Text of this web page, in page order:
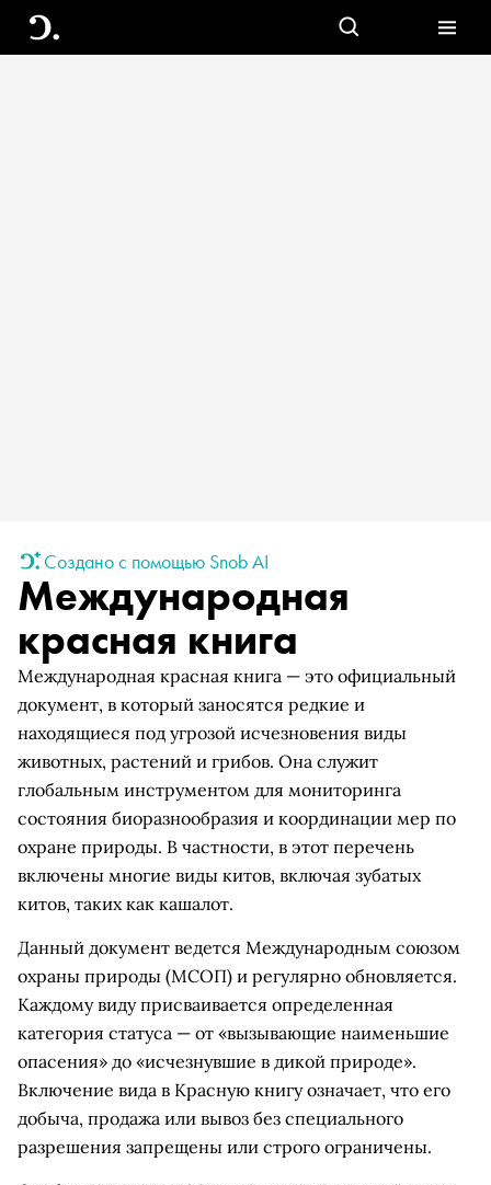
Создано с помощью Snob AI
Международная
красная книга
Международная красная книга — это официальный
документ, в который заносятся редкие и
находящиеся под угрозой исчезновения виды
животных, растений и грибов. Она служит
глобальным инструментом для мониторинга
состояния биоразнообразия и координации мер по
охране природы. В частности, в этот перечень
включены многие виды китов, включая зубатых
китов, таких как кашалот.
Данный документ ведется Международным союзом
охраны природы (МСОП) и регулярно обновляется.
Каждому виду присваивается определенная
категория статуса — от «вызывающие наименьшие
опасения» до «исчезнувшие в дикой природе».
Включение вида в Красную книгу означает, что его
добыча, продажа или вывоз без специального
разрешения запрещены или строго ограничены.